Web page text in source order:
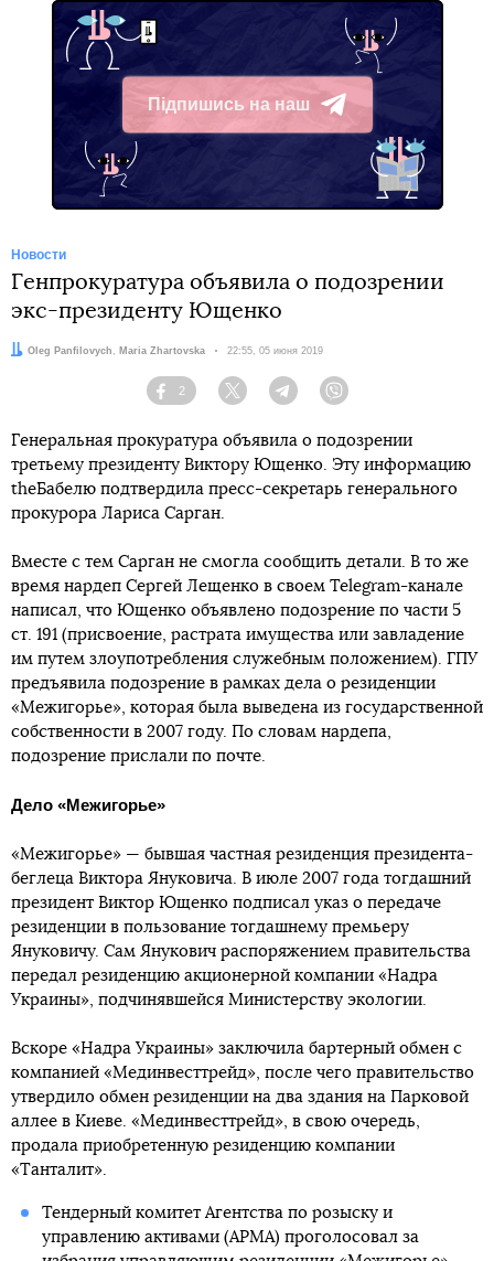
Підпишись на наш
Telegram
Новости
Генпрокуратура объявила о подозрении
экс-президенту Ющенко
Авторы:
Oleg Panfilovych , Maria Zhartovska Дата:
22:55, 05 июня 2019
Facebook
2
Twitter TelegramViber
Генеральная прокуратура объявила о подозрении
третьему президенту Виктору Ющенко. Эту информацию
theБабелю подтвердила пресс-секретарь генерального
прокурора Лариса Сарган.
Вместе с тем Сарган не смогла сообщить детали. В то же
время нардеп Сергей Лещенко в своем Telegram-канале
написал, что Ющенко объявлено подозрение по части 5
ст. 191 (присвоение, растрата имущества или завладение
им путем злоупотребления служебным положением). ГПУ
предъявила подозрение в рамках дела о резиденции
«Межигорье», которая была выведена из государственной
собственности в 2007 году. По словам нардепа,
подозрение прислали по почте.
Дело «Межигорье»
«Межигорье» — бывшая частная резиденция президента-
беглеца Виктора Януковича. В июле 2007 года тогдашний
президент Виктор Ющенко подписал указ о передаче
резиденции в пользование тогдашнему премьеру
Януковичу. Сам Янукович распоряжением правительства
передал резиденцию акционерной компании «Надра
Украины», подчинявшейся Министерству экологии.
Вскоре «Надра Украины» заключила бартерный обмен с
компанией «Мединвесттрейд», после чего правительство
утвердило обмен резиденции на два здания на Парковой
аллее в Киеве. «Мединвесттрейд», в свою очередь,
продала приобретенную резиденцию компании
«Танталит».
Тендерный комитет Агентства по розыску и
управлению активами (АРМА) проголосовал за